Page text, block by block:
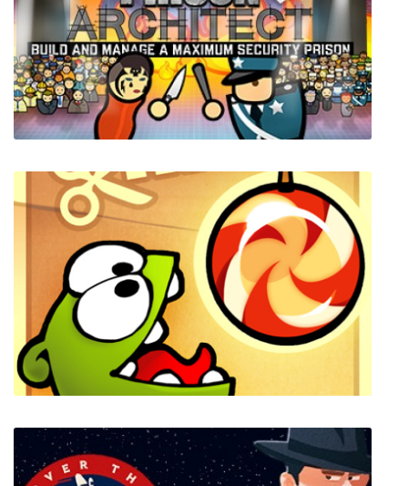
Сокровища Монтесумы
Prison Architect